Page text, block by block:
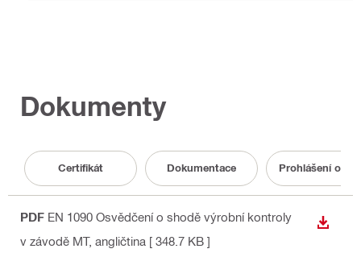
Dokumenty
Certifikát Dokumentace Prohlášení o
PDF EN 1090 Osvědčení o shodě výrobní kontroly
v závodě MT, angličtina [ 348.7 KB ]